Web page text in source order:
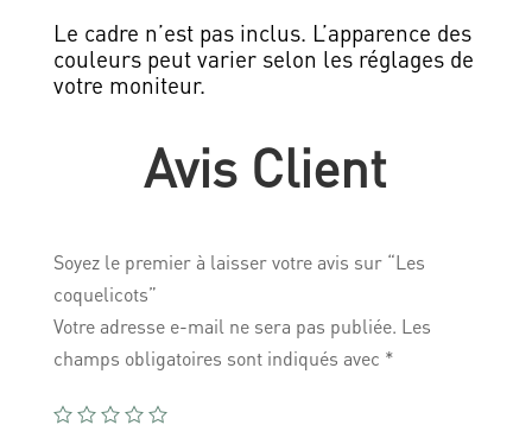
Le cadre n’est pas inclus. L’apparence des
couleurs peut varier selon les réglages de
votre moniteur.
Avis Client
Soyez le premier à laisser votre avis sur “Les
coquelicots”
Votre adresse e-mail ne sera pas publiée. Les
champs obligatoires sont indiqués avec *